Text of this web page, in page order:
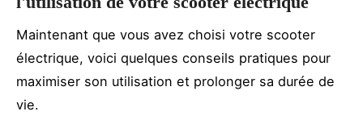
Maintenant que vous avez choisi votre scooter
électrique, voici quelques conseils pratiques pour
maximiser son utilisation et prolonger sa durée de
vie.